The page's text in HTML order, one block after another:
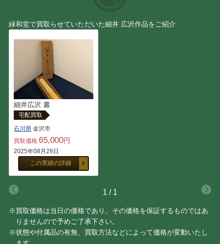
緑和堂で買取らせていただいた細井 広沢作品をご紹介
細井広沢 書
宅配買取
石川県 金沢市
買取価格 65,000円
2025年08月28日
この実績の詳細
1 / 1
※買取価格は当日の価格であり、その価格を保証するものではあ
りませんので予めご了承下さい。
※状態や付属品の有無、買取方法などによって価格が変動いたし